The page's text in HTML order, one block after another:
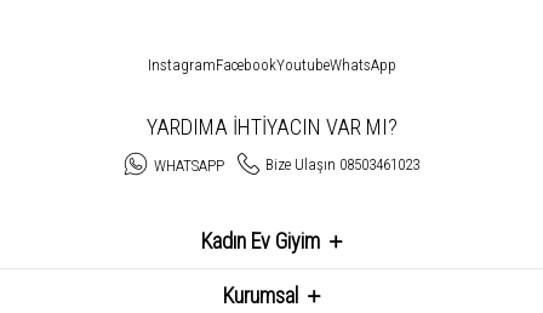
InstagramFacebookYoutubeWhatsApp
YARDIMA İHTİYACIN VAR MI?
WHATSAPP Bize Ulaşın 08503461023
Kadın Ev Giyim
Kurumsal